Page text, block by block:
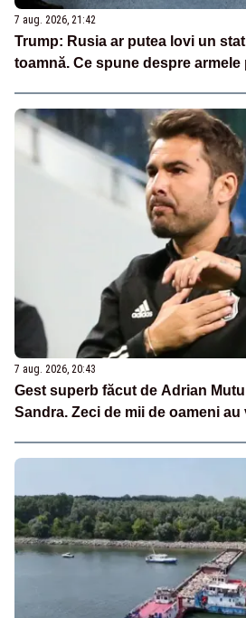
7 aug. 2026, 21:42
Trump: Rusia ar putea lovi un
toamnă. Ce spune despre
7 aug. 2026, 20:43
Gest superb făcut de Adrian
Sandra. Zeci de mii de oameni